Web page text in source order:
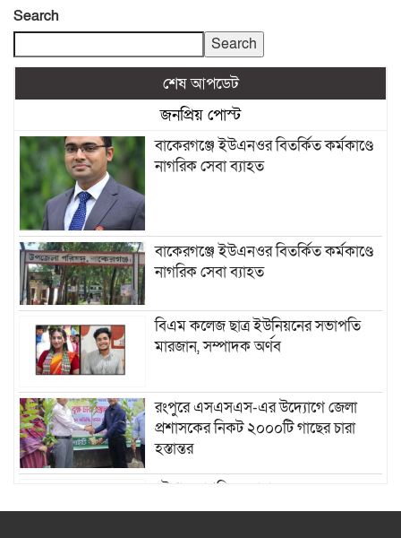
Search
Search
শেষ আপডেট
জনপ্রিয় পোস্ট
বাকেরগঞ্জে ইউএনওর বিতর্কিত কর্মকাণ্ডে
নাগরিক সেবা ব্যাহত
বাকেরগঞ্জে ইউএনওর বিতর্কিত কর্মকাণ্ডে
নাগরিক সেবা ব্যাহত
বিএম কলেজ ছাত্র ইউনিয়নের সভাপতি
মারজান, সম্পাদক অর্ণব
রংপুরে এসএসএস-এর উদ্যোগে জেলা
প্রশাসকের নিকট ২০০০টি গাছের চারা
হস্তান্তর
চট্টগ্রাম নাগরিক ফোরামের
প্রতিষ্ঠাবার্ষিকীতে ভার্চুয়াল আলোচনা সভা